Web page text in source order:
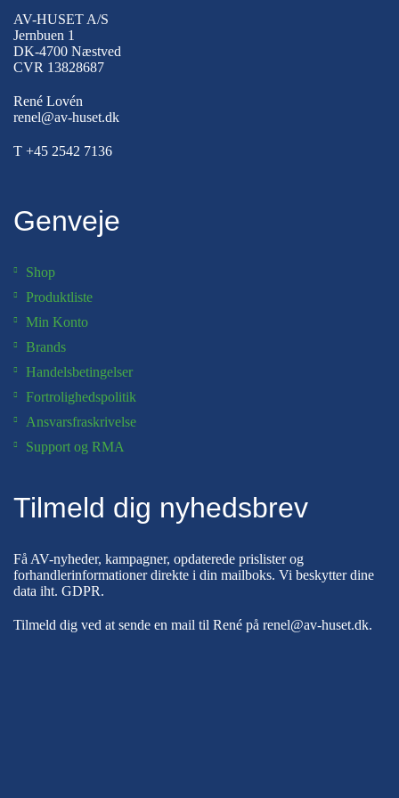
AV-HUSET A/S
Jernbuen 1
DK-4700 Næstved
CVR 13828687
René Lovén
renel@av-huset.dk
T +45 2542 7136
Genveje
Shop
Produktliste
Min Konto
Brands
Handelsbetingelser
Fortrolighedspolitik
Ansvarsfraskrivelse
Support og RMA
Tilmeld dig nyhedsbrev
Få AV-nyheder, kampagner, opdaterede prislister og
forhandlerinformationer direkte i din mailboks. Vi beskytter dine
data iht. GDPR.
Tilmeld dig ved at sende en mail til René på renel@av-huset.dk.